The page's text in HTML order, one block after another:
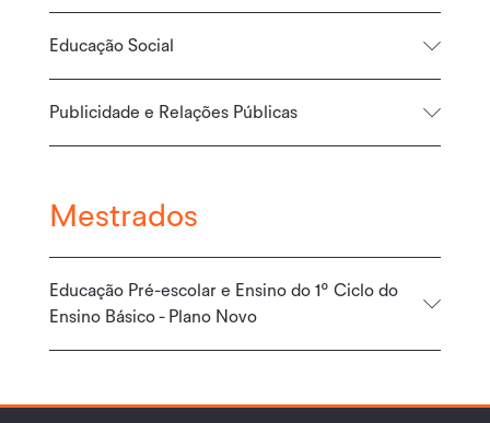
Educação Social
Publicidade e Relações Públicas
Mestrados
Educação Pré-escolar e Ensino do 1º Ciclo do
Ensino Básico - Plano Novo